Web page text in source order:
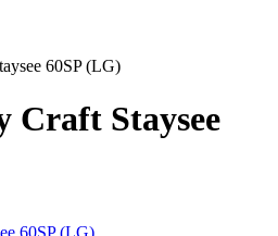
60SP (LG)
Craft Staysee